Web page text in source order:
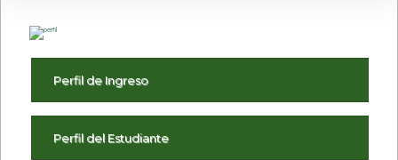
Perfil de Ingreso
Perfil del Estudiante